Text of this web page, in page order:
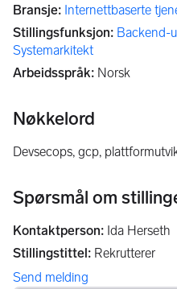
Bransje: Internettbaserte
Stillingsfunksjon: Backend-
Systemarkitekt
Arbeidsspråk: Norsk
Nøkkelord
devsecops, gcp,
Spørsmål om
Kontaktperson: Ida Herseth
Stillingstittel: Rekrutterer
Send melding